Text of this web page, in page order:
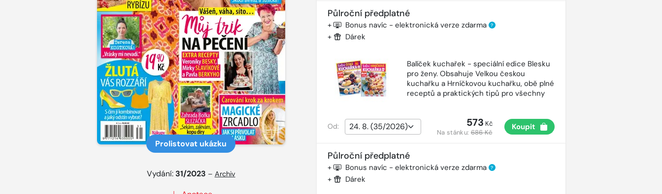
Prolistovat ukázku
Vydání: 31/2023 – Archiv
Půlroční předplatné
+ Bonus navíc - elektronická verze zdarma ?
+ Dárek
Balíček kuchařek - speciální edice Blesku
pro ženy. Obsahuje Velkou českou
kuchařku a Hrníčkovou kuchařku, obě plné
receptů a praktických tipů pro všechny
Od: 573 Kč
Na stánku:686 Kč
Koupit
Půlroční předplatné
+ Bonus navíc - elektronická verze zdarma ?
+ Dárek